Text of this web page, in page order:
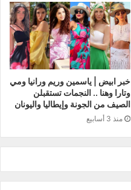
خبر ابيض | ياسمين وريم ورانيا ومي
وتارا وهنا .. النجمات تستقبلن
الصيف من الجونة وإيطاليا واليونان
منذ 3 أسابيع